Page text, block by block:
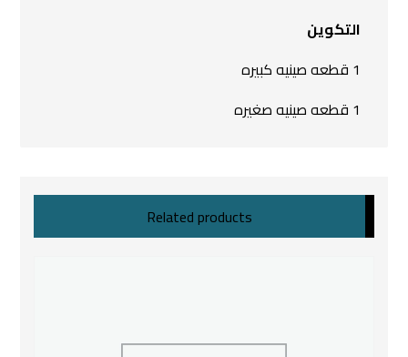
التكوين
1 قطعه صينيه كبيره
1 قطعه صينيه صغيره
Related products